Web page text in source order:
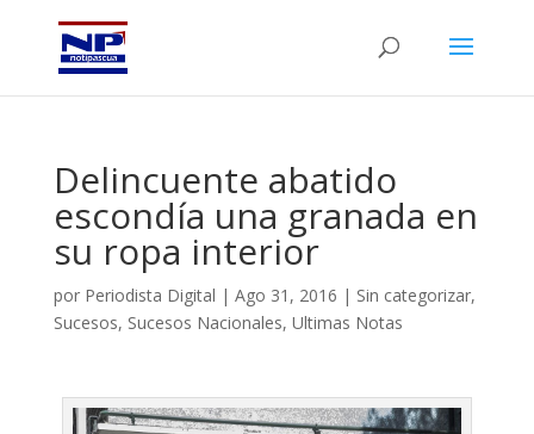
Delincuente abatido
escondía una granada en
su ropa interior
por Periodista Digital | Ago 31, 2016 | Sin categorizar,
Sucesos, Sucesos Nacionales, Ultimas Notas